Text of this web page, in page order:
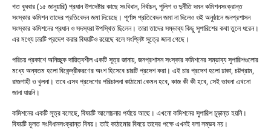
গত বুধবার (১৫ জানুয়ারি) প্রধান উপদেষ্টার কাছে সংবিধান, নির্বাচন, পুলিশ ও দুর্নীতি দমন কমিশনসংক্রান্ত
সংস্কার কমিশন তাদের প্রতিবেদন জমা দিয়েছে। পূর্ণাঙ্গ প্রতিবেদন জমা না দিলেও ওই অনুষ্ঠানে জনপ্রশাসন
সংস্কার কমিশনের প্রধান ও সদস্যরা উপস্থিত ছিলেন। তারা তাদের সম্ভাব্য কিছু সুপারিশের কথা তুলে ধরেন।
এর মধ্যে চারটি প্রদেশ করার বিষয়টিও রয়েছে বলে সংশ্লিষ্ট সূত্রে জানা গেছে।
পরিচয় প্রকাশে অনিচ্ছুক দায়িত্বশীল একটি সূত্র জানায়, জনপ্রশাসন সংস্কার কমিশনের সম্ভাব্য সুপারিশগুলোর
মধ্যে অন্যতম হলো বিকেন্দ্রীকরণের অংশ হিসেবে চারটি প্রদেশ করা। এই চার প্রদেশ হলো ঢাকা, চট্টগ্রাম,
রাজশাহী ও খুলনা। তবে এসব প্রদেশের পরিচালনা কাঠামো কেমন হবে, কাজ কী কী হবে, সেই ভাবনা এখনো
জানা যায়নি।
কমিশনের একটি সূত্র বলেছে, বিষয়টি আলোচনার পর্যায়ে আছে। এখনো কমিশনের সুপারিশ চূড়ান্ত হয়নি।
বিষয়টি মূলত সংবিধানসংক্রান্ত বিষয়। তাই কাঠামোর বিষয়ে তাদের পক্ষে এখনই বলা সম্ভব নয়।